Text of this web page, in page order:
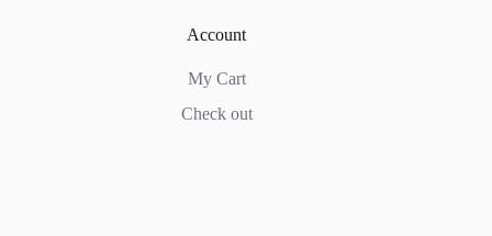
Account
My Cart
Check out